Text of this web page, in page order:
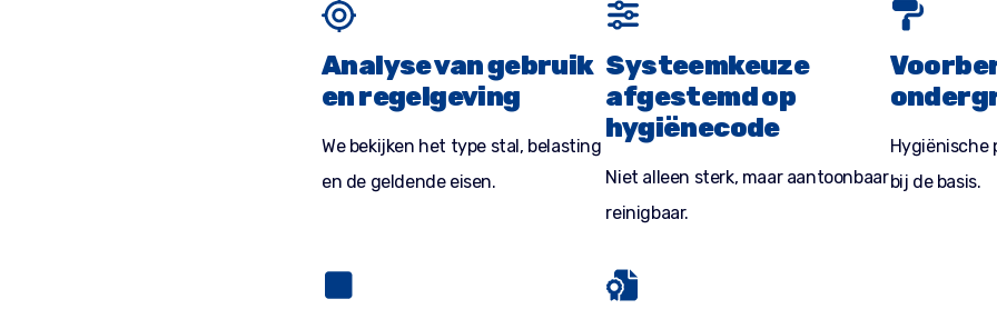
Analyse van gebruik
en regelgeving
We bekijken het type stal, belasting
en de geldende eisen.
Systeemkeuze
afgestemd op
hygiënecode
Niet alleen sterk, maar aantoonbaar
reinigbaar.
Hygiënische
bij de basis.